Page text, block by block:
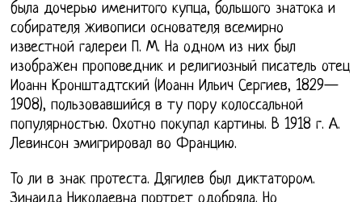
была дочерью именитого купца, большого знатока и
собирателя живописи основателя всемирно
известной галереи П. М. На одном из них был
изображен проповедник и религиозный писатель отец
Иоанн Кронштадтский (Иоанн Ильич Сергиев, 1829—
1908), пользовавшийся в ту пору колоссальной
популярностью. Охотно покупал картины. В 1918 г. А.
Левинсон эмигрировал во Францию.
То ли в знак протеста. Дягилев был диктатором.